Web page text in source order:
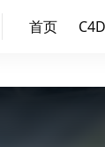
首页